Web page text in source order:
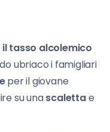
il tasso alcolemico
ubriaco i famigliari
per il giovane
su unascalettae